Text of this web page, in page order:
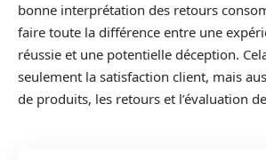
bonne interprétation des retours
faire toute la différence entre une
réussie et une potentielle déception.
seulement la satisfaction client, mais
de produits, les retours et l’évaluation